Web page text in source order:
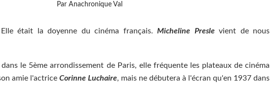
Par Anachronique Val
Elle était la doyenne du cinéma français.Micheline Presle vient de nous
le 5ème arrondissement de Paris, elle fréquente les plateaux de cinéma
amie l'actrice Corinne Luchaire, mais ne débutera à l'écran qu'en 1937 dans